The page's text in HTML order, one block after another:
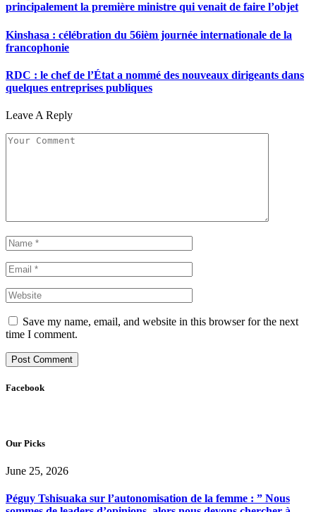
principalement la première ministre qui venait de faire l’objet
Kinshasa : célébration du 56ièm journée internationale de la
francophonie
RDC : le chef de l’État a nommé des nouveaux dirigeants dans
quelques entreprises publiques
Leave A Reply
Save my name, email, and website in this browser for the next
time I comment.
Facebook
Our Picks
June 25, 2026
Péguy Tshisuaka sur l’autonomisation de la femme : ” Nous